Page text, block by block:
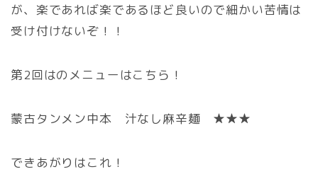
が、楽であれば楽であるほど良いので細かい苦情は
受け付けないぞ！！
第2回はのメニューはこちら！
蒙古タンメン中本 汁なし麻辛麺 ★★★
できあがりはこれ！